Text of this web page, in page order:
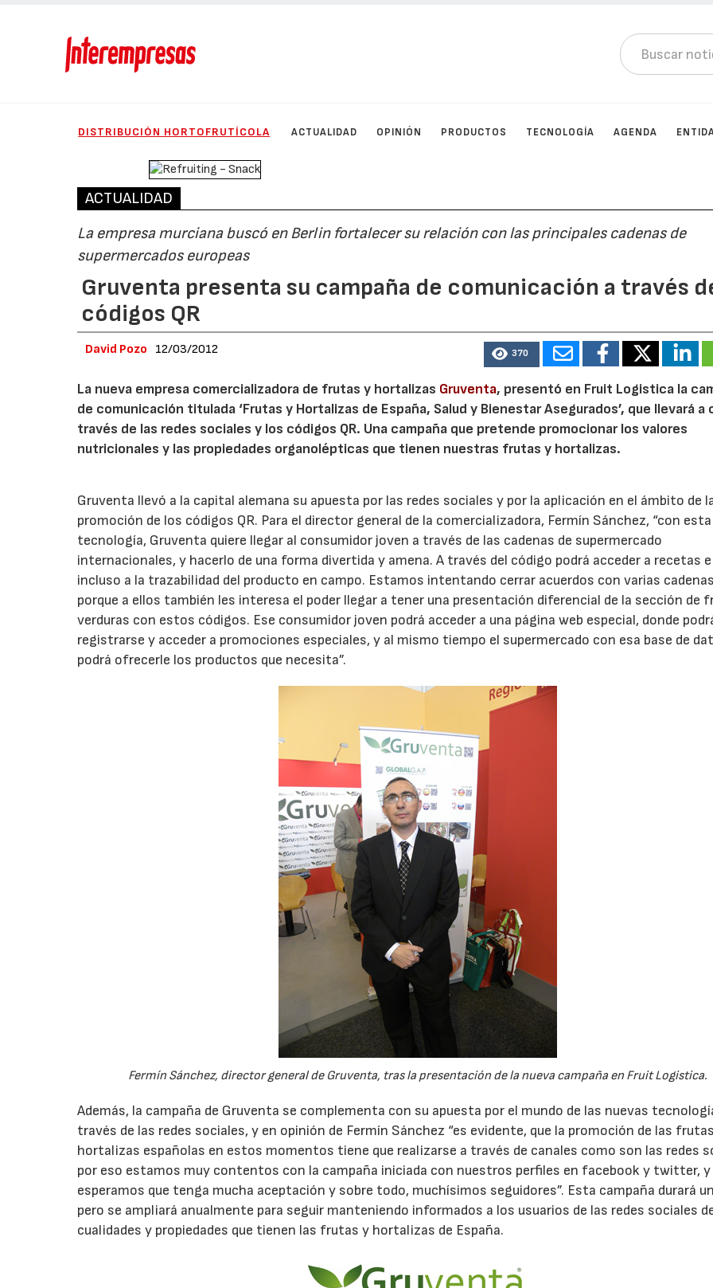
DISTRIBUCIÓN HORTOFRUTÍCOLA ACTUALIDAD OPINIÓN PRODUCTOS TECNOLOGÍA AGENDA
ACTUALIDAD
La empresa murciana buscó en Berlin fortalecer su relación con las principales cadenas de
supermercados europeas
Gruventa presenta su campaña de comunicación a través
códigos QR
David Pozo 12/03/2012 370
La nueva empresa comercializadora de frutas y hortalizas Gruventa, presentó en Fruit Logistica la
de comunicación titulada ‘Frutas y Hortalizas de España, Salud y Bienestar Asegurados’, que llevará a
través de las redes sociales y los códigos QR. Una campaña que pretende promocionar los valores
nutricionales y las propiedades organolépticas que tienen nuestras frutas y hortalizas.
Gruventa llevó a la capital alemana su apuesta por las redes sociales y por la aplicación en el ámbito de
promoción de los códigos QR. Para el director general de la comercializadora, Fermín Sánchez, “con
tecnología, Gruventa quiere llegar al consumidor joven a través de las cadenas de supermercado
internacionales, y hacerlo de una forma divertida y amena. A través del código podrá acceder a recetas e
incluso a la trazabilidad del producto en campo. Estamos intentando cerrar acuerdos con varias
porque a ellos también les interesa el poder llegar a tener una presentación diferencial de la sección de
verduras con estos códigos. Ese consumidor joven podrá acceder a una página web especial, donde
registrarse y acceder a promociones especiales, y al mismo tiempo el supermercado con esa base de
podrá ofrecerle los productos que necesita”.
Fermín Sánchez, director general de Gruventa, tras la presentación de la nueva campaña en Fruit Logistica.
Además, la campaña de Gruventa se complementa con su apuesta por el mundo de las nuevas
través de las redes sociales, y en opinión de Fermín Sánchez “es evidente, que la promoción de las
hortalizas españolas en estos momentos tiene que realizarse a través de canales como son las redes
por eso estamos muy contentos con la campaña iniciada con nuestros perfiles en facebook y twitter, y
esperamos que tenga mucha aceptación y sobre todo, muchísimos seguidores”. Esta campaña durará
pero se ampliará anualmente para seguir manteniendo informados a los usuarios de las redes sociales
cualidades y propiedades que tienen las frutas y hortalizas de España.